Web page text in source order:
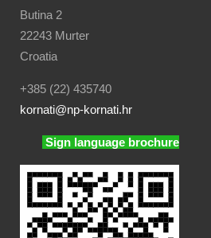
Butina 2
22243 Murter
Croatia
+385 (22) 435740
kornati@np-kornati.hr
Sign language brochure